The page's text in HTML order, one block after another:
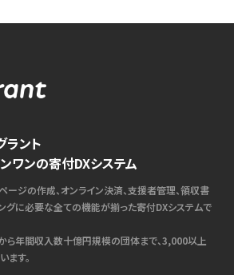
ラント
ワンの寄付DXシステム
ージの作成、オンライン決済、支援者管理、領収書
グに必要な全ての機能が揃った寄付DXシステムで
ら年間収入数十億円規模の団体まで、3,000以上
す。